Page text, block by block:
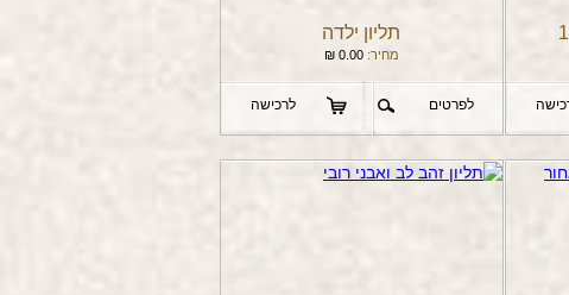
תליון ילדה
מחיר: 0.00
₪
לפרטים לרכישה